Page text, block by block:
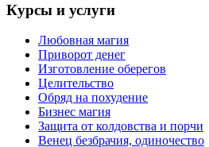
Курсы и услуги
Любовная магия
Приворот денег
Изготовление оберегов
Целительство
Обряд на похудение
Бизнес магия
Защита от колдовства и порчи
Венец безбрачия, одиночество